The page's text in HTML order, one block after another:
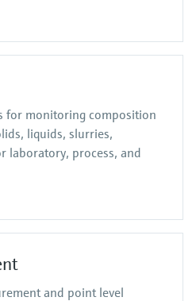
for monitoring composition
liquids, slurries,
laboratory, process, and
and point level